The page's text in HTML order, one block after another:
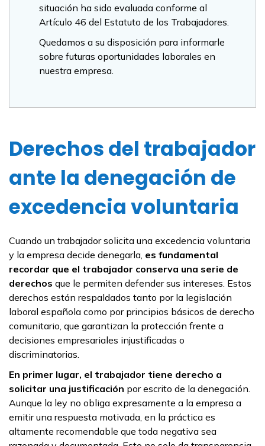
situación ha sido evaluada conforme al
Artículo 46 del Estatuto de los Trabajadores.
Quedamos a su disposición para informarle
sobre futuras oportunidades laborales en
nuestra empresa.
Derechos del trabajador
ante la denegación de
excedencia voluntaria
Cuando un trabajador solicita una excedencia voluntaria
y la empresa decide denegarla, es fundamental
recordar que el trabajador conserva una serie de
derechos que le permiten defender sus intereses. Estos
derechos están respaldados tanto por la legislación
laboral española como por principios básicos de derecho
comunitario, que garantizan la protección frente a
decisiones empresariales injustificadas o
discriminatorias.
En primer lugar, el trabajador tiene derecho a
solicitar una justificación por escrito de la denegación.
Aunque la ley no obliga expresamente a la empresa a
emitir una respuesta motivada, en la práctica es
altamente recomendable que toda negativa sea